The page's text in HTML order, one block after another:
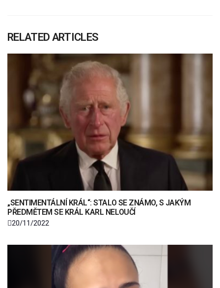
RELATED ARTICLES
„SENTIMENTÁLNÍ KRÁL“: STALO SE ZNÁMO, S JAKÝM
PŘEDMĚTEM SE KRÁL KARL NELOUČÍ
20/11/2022